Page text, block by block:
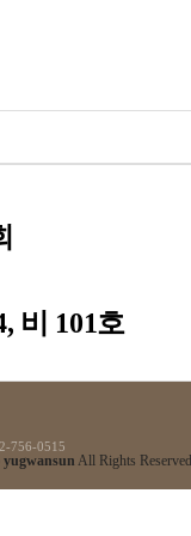
비 101호
756-0515
yugwansun All Rights